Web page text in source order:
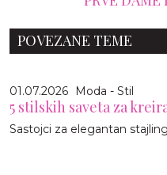
POVEZANE TEME
01.07.2026 Moda - Stil
5 stilskih saveta za
Sastojci za elegantan